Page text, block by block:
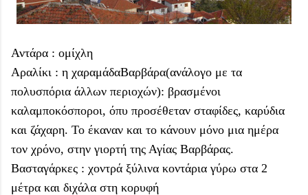
Αντάρα : ομίχλη
Αραλίκι : η χαραμάδαΒαρβάρα(ανάλογο με τα
πολυσπόρια άλλων περιοχών): βρασμένοι
καλαμποκόσποροι, όπυ προσέθεταν σταφίδες, καρύδια
και ζάχαρη. Το έκαναν και το κάνουν μόνο μια ημέρα
τον χρόνο, στην γιορτή της Αγίας Βαρβάρας.
Βασταγάρκες : χοντρά ξύλινα κοντάρια γύρω στα 2
μέτρα και διχάλα στη κορυφή